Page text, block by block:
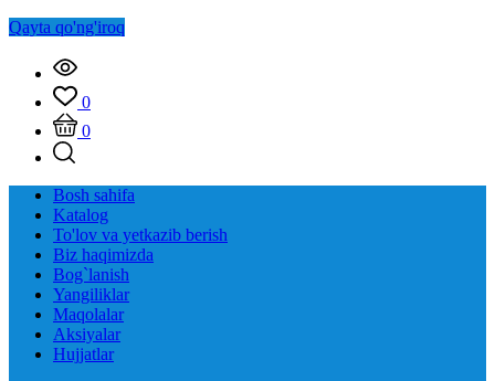
Qayta qo'ng'iroq
0
0
Bosh sahifa
Katalog
To'lov va yetkazib berish
Biz haqimizda
Bog`lanish
Yangiliklar
Maqolalar
Aksiyalar
Hujjatlar